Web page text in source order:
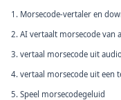
1. Morsecode-vertaler en
2. AI vertaalt morsecode van
3. vertaal morsecode uit
4. vertaal morsecode uit een
5. Speel morsecodegeluid